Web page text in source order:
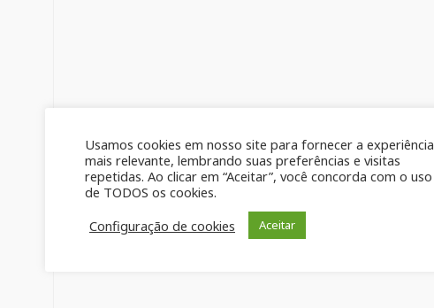
Usamos cookies em nosso site para fornecer a experiência
mais relevante, lembrando suas preferências e visitas
repetidas. Ao clicar em “Aceitar”, você concorda com o uso
de TODOS os cookies.
Configuração de cookies
Aceitar